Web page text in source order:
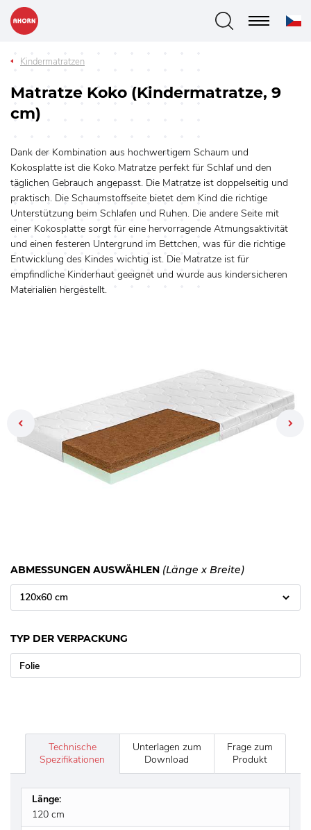
Kindermatratzen
Matratze Koko (Kindermatratze, 9
cm)
Dank der Kombination aus hochwertigem Schaum und
Kokosplatte ist die Koko Matratze perfekt für Schlaf und den
täglichen Gebrauch angepasst. Die Matratze ist doppelseitig und
praktisch. Die Schaumstoffseite bietet dem Kind die richtige
Unterstützung beim Schlafen und Ruhen. Die andere Seite mit
einer Kokosplatte sorgt für eine hervorragende Atmungsaktivität
und einen festeren Untergrund im Bettchen, was für die richtige
Entwicklung des Kindes wichtig ist. Die Matratze ist für
empfindliche Kinderhaut geeignet und wurde aus kindersicheren
Materialien hergestellt.
Previous
ABMESSUNGEN AUSWÄHLEN (Länge x Breite)
120x60 cm
TYP DER VERPACKUNG
Folie
Technische
Spezifikationen
Unterlagen zum
Download
Frage zum
Produkt
Länge:
120 cm